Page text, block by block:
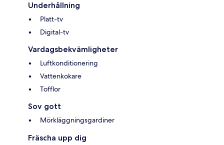
Underhållning
Platt-tv
Digital-tv
Vardagsbekvämligheter
Luftkonditionering
Vattenkokare
Tofflor
Sov gott
Mörkläggningsgardiner
Fräscha upp dig